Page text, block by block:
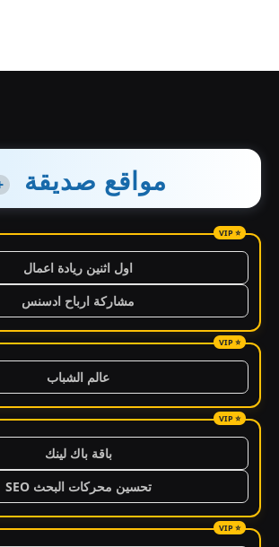
مواقع صديقة
اول اثنين ريادة اعمال
مشاركة ارباح ادسنس
عالم الشباب
باقة باك لينك
تحسين محركات البحث SEO